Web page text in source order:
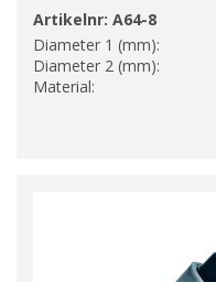
Artikelnr: A64-8
Diameter 1 (mm):
Diameter 2 (mm):
Material: